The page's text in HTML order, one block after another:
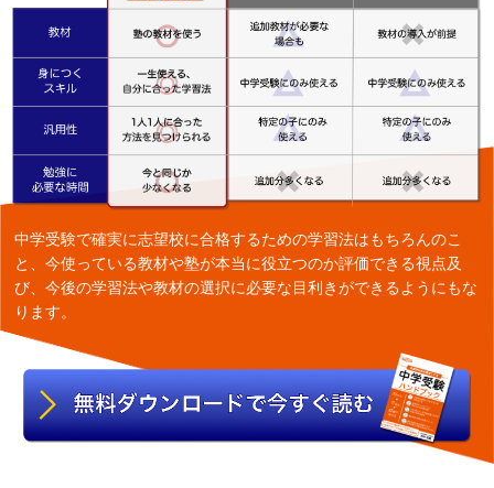
中学受験で確実に志望校に合格するための学習法はもちろんのこ
と、今使っている教材や塾が本当に役立つのか評価できる視点及
び、今後の学習法や教材の選択に必要な目利きができるようにもな
ります。